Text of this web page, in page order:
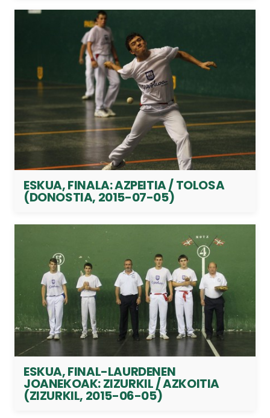
ESKUA, FINALA: AZPEITIA / TOLOSA
(DONOSTIA, 2015-07-05)
ESKUA, FINAL-LAURDENEN
JOANEKOAK: ZIZURKIL / AZKOITIA
(ZIZURKIL, 2015-06-05)